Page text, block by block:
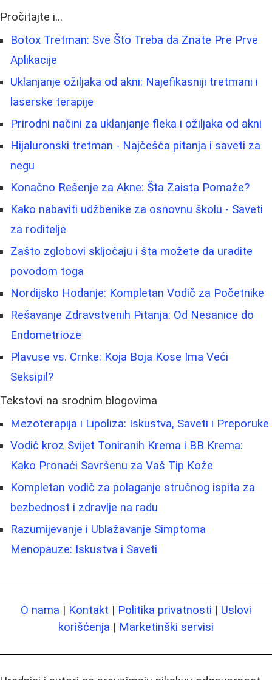
Pročitajte i...
Botox Tretman: Sve Što Treba da Znate Pre Prve
Aplikacije
Uklanjanje ožiljaka od akni: Najefikasniji tretmani i
laserske terapije
Prirodni načini za uklanjanje fleka i ožiljaka od akni
Hijaluronski tretman - Najčešća pitanja i saveti za
negu
Konačno Rešenje za Akne: Šta Zaista Pomaže?
Kako nabaviti udžbenike za osnovnu školu - Saveti
za roditelje
Zašto zglobovi skljočaju i šta možete da uradite
povodom toga
Nordijsko Hodanje: Kompletan Vodič za Početnike
Rešavanje Zdravstvenih Pitanja: Od Nesanice do
Endometrioze
Plavuse vs. Crnke: Koja Boja Kose Ima Veći
Seksipil?
Tekstovi na srodnim blogovima
Mezoterapija i Lipoliza: Iskustva, Saveti i Preporuke
Vodič kroz Svijet Toniranih Krema i BB Krema:
Kako Pronaći Savršenu za Vaš Tip Kože
Kompletan vodič za polaganje stručnog ispita za
bezbednost i zdravlje na radu
Razumijevanje i Ublažavanje Simptoma
Menopauze: Iskustva i Saveti
O nama | Kontakt | Politika privatnosti | Uslovi
korišćenja | Marketinški servisi